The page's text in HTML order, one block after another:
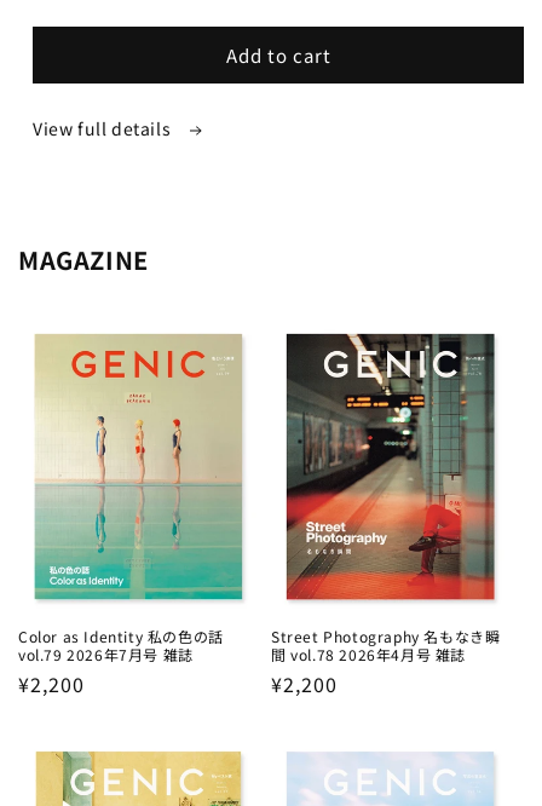
Add to cart
View full details
MAGAZINE
Color as Identity 私の色の話
vol.79 2026年7月号 雑誌
Regular
¥2,200
Street Photography 名もなき瞬
間 vol.78 2026年4月号 雑誌
Regular
¥2,200